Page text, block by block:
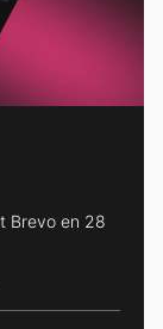
Brevo en 28